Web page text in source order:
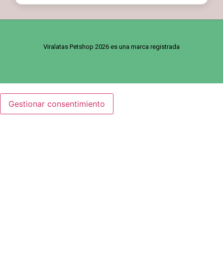
Viralatas Petshop 2026 es una marca registrada
Gestionar consentimiento